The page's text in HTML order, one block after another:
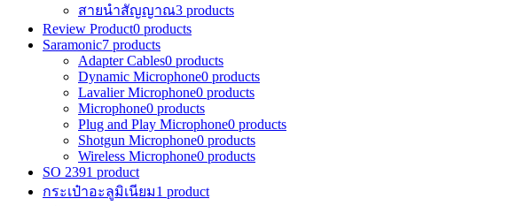
สายนำสัญญาณ3 products
Review Product0 products
Saramonic7 products
Adapter Cables0 products
Dynamic Microphone0 products
Lavalier Microphone0 products
Microphone0 products
Plug and Play Microphone0 products
Shotgun Microphone0 products
Wireless Microphone0 products
SO 2391 product
กระเป๋าอะลูมิเนียม1 product